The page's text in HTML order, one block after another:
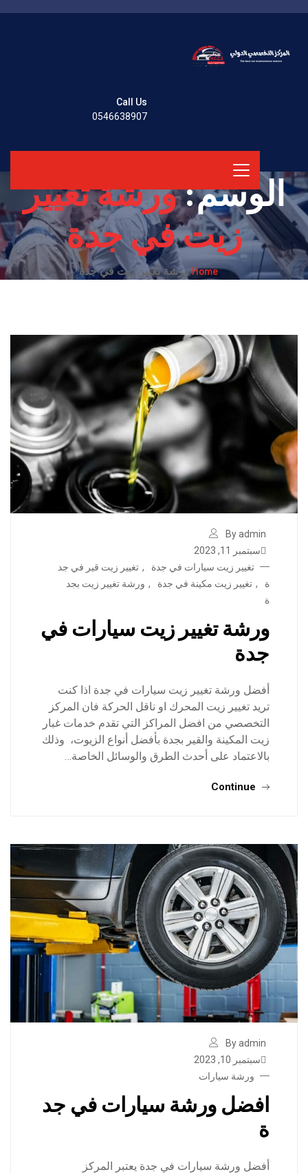
Call Us
0546638907
الوسم:ورشة تغيير
زيت في جدة
Homeورشة تغيير زيت في جدة
By admin
سبتمبر 11, 2023
تغيير زيت سيارات في جدة
, تغيير زيت قير في جد
ة
, تغيير زيت مكينة في جدة , ورشة تغيير زيت بجد
ة
ورشة تغيير زيت سيارات في
جدة
أفضل ورشة تغيير زيت سيارات في جدة اذا كنت
تريد تغيير زيت المحرك او ناقل الحركة فان المركز
التخصصي من افضل المراكز التي تقدم خدمات غبار
زيت المكينة والقير بجدة بأفضل أنواع الزيوت، وذلك
بالاعتماد على أحدث الطرق والوسائل الخاصة…
Continue
By admin
سبتمبر 10, 2023
ورشة سيارات
افضل ورشة سيارات في جد
ة
أفضل ورشة سيارات في جدة يعتبر المركز